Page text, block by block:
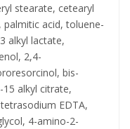
stearate, cetearyl
acid, toluene-
alkyl lactate,
2,4-
bis-
15 alkyl citrate,
EDTA,
4-amino-2-